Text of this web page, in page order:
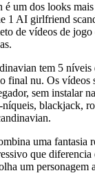
é um dos looks
1 AI girlfriend
de vídeos de jogo
tem 5 níveis
final nu. Os vídeos
sem instalar
níqueis, blackjack,
uma fantasia
que
um